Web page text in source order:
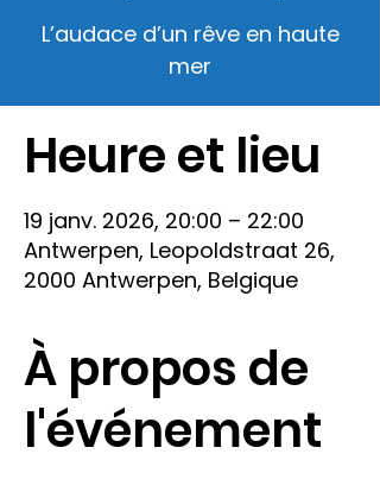
L’audace d’un rêve en haute
mer
Heure et lieu
19 janv. 2026, 20:00 – 22:00
Antwerpen, Leopoldstraat 26,
2000 Antwerpen, Belgique
À propos de
l'événement